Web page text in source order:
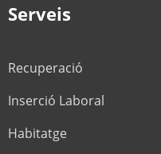
Serveis
Recuperació
Inserció Laboral
Habitatge